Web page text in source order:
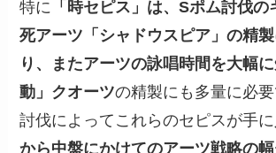
特に 「時セピス」は、Sポム討伐の
死アーツ「シャドウスピア」の精
り、またアーツの詠唱時間を大幅
動」クオーツの精製にも多量に必
討伐によってこれらのセピスが手に
から中盤にかけてのアーツ戦略の幅